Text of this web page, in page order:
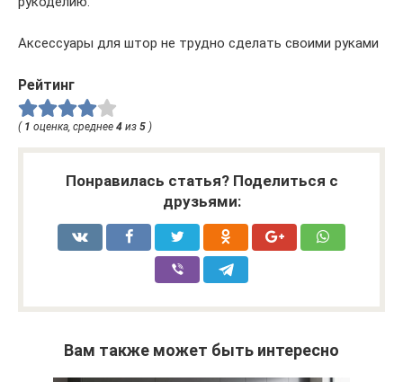
Аксессуары для штор не трудно сделать своими руками
Рейтинг
( 1 оценка, среднее 4 из 5 )
Понравилась статья? Поделиться с
друзьями:
Вам также может быть интересно